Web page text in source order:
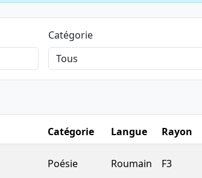
Catégorie
Catégorie Langue Rayon
Poésie Roumain F3